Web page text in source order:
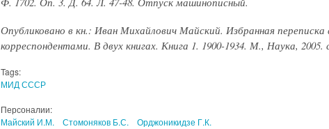
Опубликовано в кн.: Иван Михайлович Майский. Избранная переписка
корреспондентами. В двух книгах. Книга 1. 1900-1934. М., Наука, 2005.
Tags:
МИД СССР
Персоналии:
Майский И.М.
Стомоняков Б.С. Орджоникидзе Г.К.